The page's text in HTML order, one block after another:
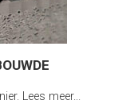
Lees meer...